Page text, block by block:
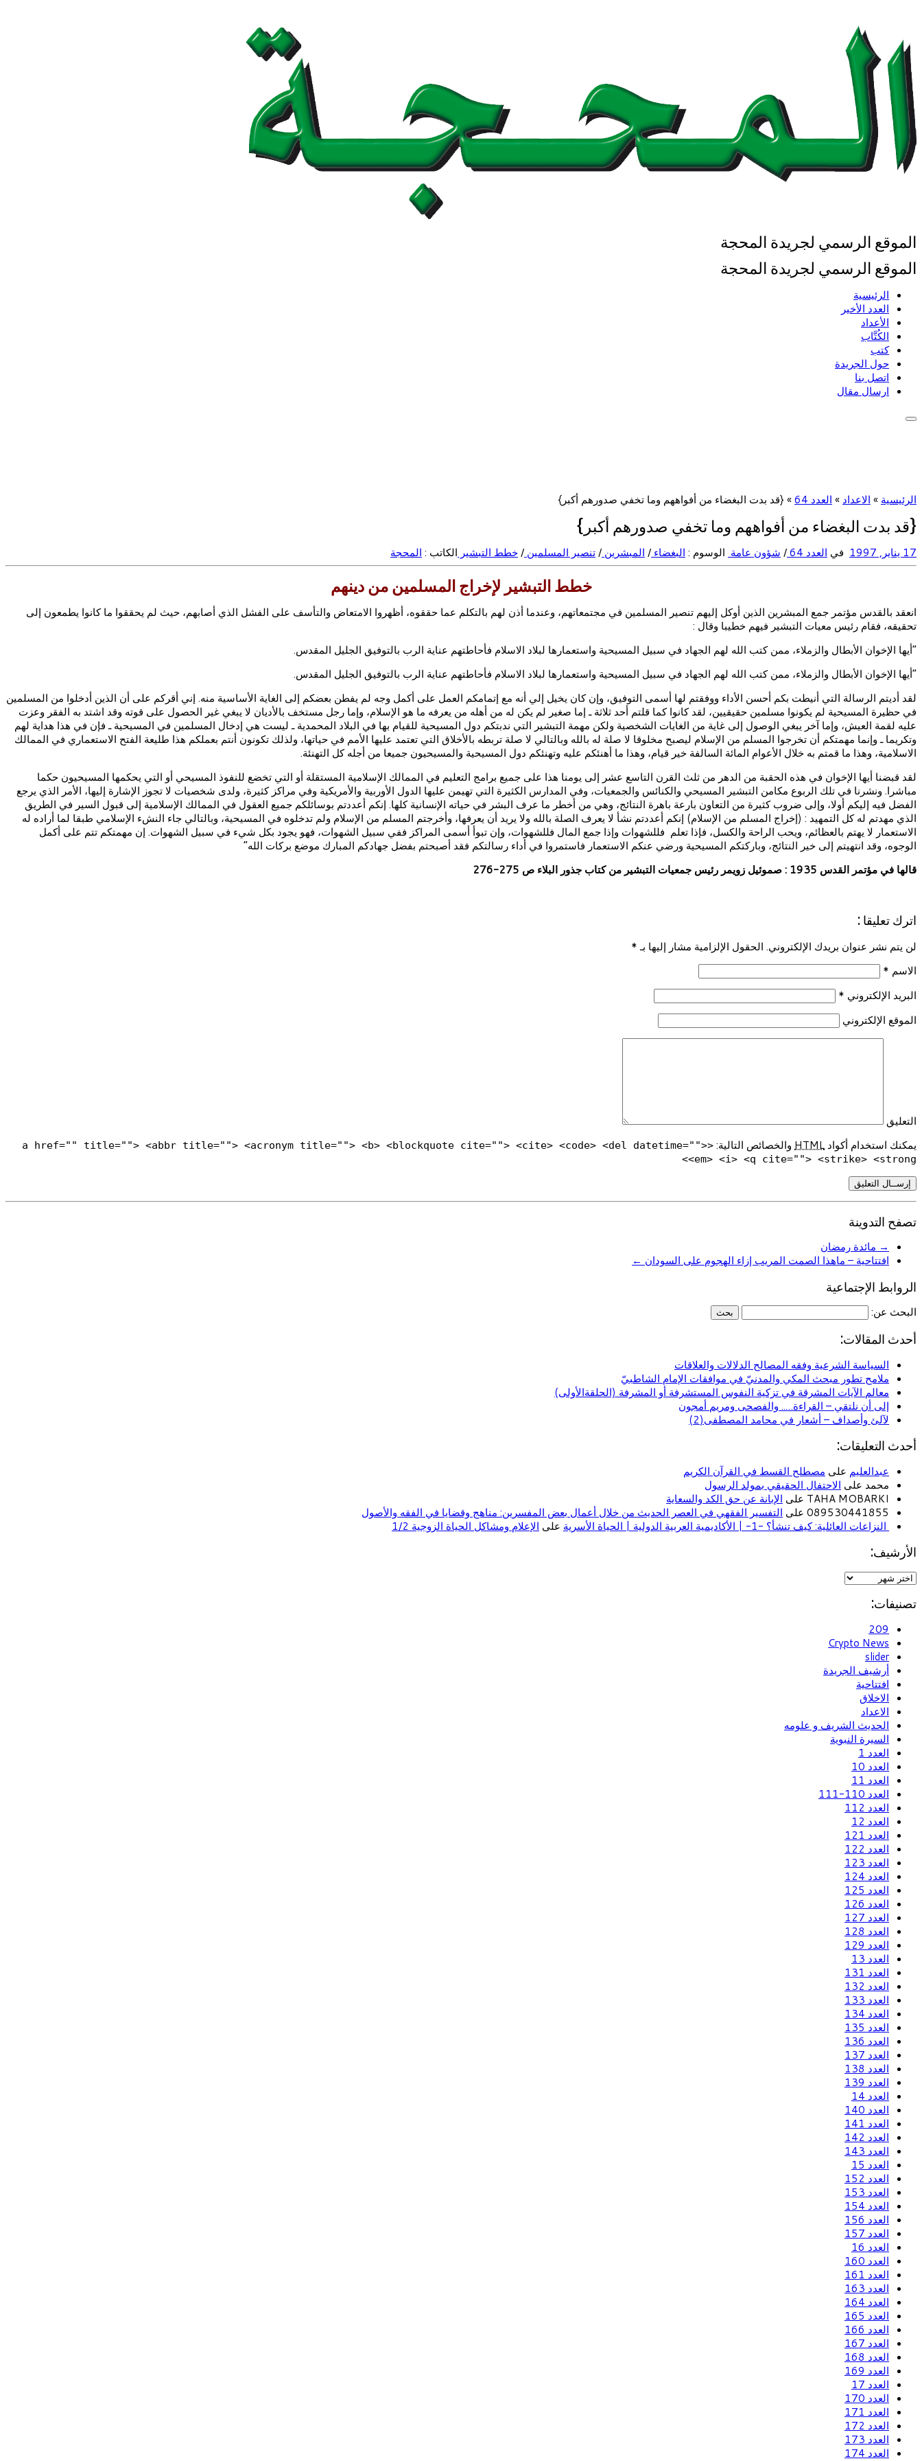
الموقع الرسمي لجريدة المحجة
الموقع الرسمي لجريدة المحجة
الرئيسية
العدد الأخير
الأعداد
الكُتَّاب
كتب
حول الجريدة
اتصل بنا
ارسال مقال
الرئيسية » الاعداد » العدد 64 » {قد بدت البغضاء من أفواههم وما تخفي صدورهم أكبر}
{قد بدت البغضاء من أفواههم وما تخفي صدورهم أكبر}
17 يناير, 1997 في العدد 64 / شؤون عامة الوسوم : البغضاء / المبشرين /تنصير المسلمين /خطط التبشير الكاتب : المحجة
خطط التبشير لإخراج المسلمين من دينهم
انعقد بالقدس مؤتمر جمع المبشرين الذين أوكل إليهم تنصير المسلمين في مجتمعاتهم، وعندما أذن لهم بالتكلم عما حققوه، أظهروا الامتعاض والتأسف على الفشل الذي أصابهم، حيث لم يحققوا ما كانوا يطمعون إلى
تحقيقه، فقام رئيس معيات التبشير فيهم خطيبا وقال :
“أيها الإخوان الأبطال والزملاء، ممن كتب الله لهم الجهاد في سبيل المسيحية واستعمارها لبلاد الاسلام فأحاطتهم عناية الرب بالتوفيق الجليل المقدس.
“أيها الإخوان الأبطال والزملاء، ممن كتب الله لهم الجهاد في سبيل المسيحية واستعمارها لبلاد الاسلام فأحاطتهم عناية الرب بالتوفيق الجليل المقدس.
لقد أديتم الرسالة التي أنيطت بكم أحسن الأداء ووفقتم لها أسمى التوفيق، وإن كان يخيل إلي أنه مع إتمامكم العمل على أكمل وجه لم يفطن بعضكم إلى الغاية الأساسية منه. إني أقركم على أن الذين أدخلوا من المسلمين
في حظيرة المسيحية لم يكونوا مسلمين حقيقيين، لقد كانوا كما قلتم أحد ثلاثة ـ إما صغير لم يكن له من أهله من يعرفه ما هو الإسلام، وإما رجل مستخف بالأديان لا يبغي غير الحصول على قوته وقد اشتد به الفقر وعزت
عليه لقمة العيش، وإما آخر يبغي الوصول إلى غاية من الغايات الشخصية ولكن مهمة التبشير التي ندبتكم دول المسيحية للقيام بها في البلاد المحمدية ـ ليست هي إدخال المسلمين في المسيحية ـ فإن في هذا هداية لهم
وتكريما ـ وإنما مهمتكم أن تخرجوا المسلم من الإسلام ليصبح مخلوقا لا صلة له بالله وبالتالي لا صلة تربطه بالأخلاق التي تعتمد عليها الأمم في حياتها، ولذلك تكونون أنتم بعملكم هذا طليعة الفتح الاستعماري في الممالك
الاسلامية، وهذا ما قمتم به خلال الأعوام المائة السالفة خير قيام، وهذا ما أهنئكم عليه وتهنئكم دول المسيحية والمسيحيون جميعا من أجله كل التهنئة.
لقد قبضنا أيها الإخوان في هذه الحقبة من الدهر من ثلث القرن التاسع عشر إلى يومنا هذا على جميع برامج التعليم في الممالك الإسلامية المستقلة أو التي تخضع للنفوذ المسيحي أو التي يحكمها المسيحيون حكما
مباشرا. ونشرنا في تلك الربوع مكامن التبشير المسيحي والكنائس والجمعيات، وفي المدارس الكثيرة التي تهيمن عليها الدول الأوربية والأمريكية وفي مراكز كثيرة، ولدى شخصيات لا تجوز الإشارة إليها، الأمر الذي يرجع
الفضل فيه إليكم أولا، وإلى ضروب كثيرة من التعاون بارعة باهرة النتائج، وهي من أخطر ما عرف البشر في حياته الإنسانية كلها. إنكم أعددتم بوسائلكم جميع العقول في الممالك الإسلامية إلى قبول السير في الطريق
الذي مهدتم له كل التمهيد : (إخراج المسلم من الإسلام) إنكم أعددتم نشأ لا يعرف الصلة بالله ولا يريد أن يعرفها، وأخرجتم المسلم من الإسلام ولم تدخلوه في المسيحية، وبالتالي جاء النشء الإسلامي طبقا لما أراده له
الاستعمار لا يهتم بالعظائم، ويحب الراحة والكسل، فإذا تعلم فللشهوات وإذا جمع المال فللشهوات، وإن تبوأ أسمى المراكز ففي سبيل الشهوات، فهو يجود بكل شيء في سبيل الشهوات. إن مهمتكم تتم على أكمل
الوجوه، وقد انتهيتم إلى خير النتائج، وباركتكم المسيحية ورضي عنكم الاستعمار فاستمروا في أداء رسالتكم فقد أصبحتم بفضل جهادكم المبارك موضع بركات الله”
قالها في مؤتمر القدس 1935 : صموئيل زويمر رئيس جمعيات التبشير من كتاب جذور البلاء ص 275-276
اترك تعليقا :
لن يتم نشر عنوان بريدك الإلكتروني. الحقول الإلزامية مشار إليها بـ*
الاسم *
البريد الإلكتروني *
الموقع الإلكتروني
التعليق
يمكنك استخدام أكواد HTML والخصائص التالية:
<a href="" title=""> <abbr title=""> <acronym title=""> <b> <blockquote cite=""> <cite> <code> <del datetime="">
<em> <i> <q cite=""> <strike> <strong>
تصفح التدوينة
→ مائدة رمضان
افتتاحية – ماهذا الصمت المريب إزاء الهجوم على السودان ←
الروابط الإجتماعية
البحث عن:
أحدث المقالات:
السياسة الشرعية وفقه المصالح الدلالات والعلاقات
ملامح تطور مبحث المكي والمدنيّ في موافقات الإمام الشاطبيّ
معالم الآيات المشرقة في تزكية النفوس المستشرفة أو المشرفة (الحلقةالأولى)
إلى أن نلتقي – القراءة….. والفصحى ومريم أمجون
لآلئ وأصداف – أشعار في محامد المصطفى(2)
أحدث التعليقات:
عبدالعليم على مصطلح القسط في القرآن الكريم
محمد على الاحتفال الحقيقي بمولد الرسول
TAHA MOBARKI على
الإبانة عن حق الكد والسعاية
089530441855 على
التفسير الفقهي في العصر الحديث من خلال أعمال بعض المفسرين: مناهج وقضايا في الفقه والأصول
النزاعات العائلية: كيف تنشأ؟ -1- | الأكاديمية العربية الدولية | الحياة الأسرية
على الإعلام ومشاكل الحياة الزوجية 1/2
الأرشيف:
تصنيفات:
209
Crypto News
slider
أرشيف الجريدة
افتتاحية
الاخلاق
الاعداد
الحديث الشريف و علومه
السيرة النبوية
العدد 1
العدد 10
العدد 11
العدد 110-111
العدد 112
العدد 12
العدد 121
العدد 122
العدد 123
العدد 124
العدد 125
العدد 126
العدد 127
العدد 128
العدد 129
العدد 13
العدد 131
العدد 132
العدد 133
العدد 134
العدد 135
العدد 136
العدد 137
العدد 138
العدد 139
العدد 14
العدد 140
العدد 141
العدد 142
العدد 143
العدد 15
العدد 152
العدد 153
العدد 154
العدد 156
العدد 157
العدد 16
العدد 160
العدد 161
العدد 163
العدد 164
العدد 165
العدد 166
العدد 167
العدد 168
العدد 169
العدد 17
العدد 170
العدد 171
العدد 172
العدد 173
العدد 174